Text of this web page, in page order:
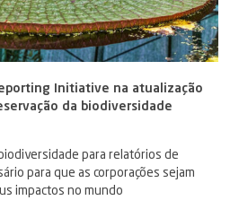
Initiative na atualização
da biodiversidade
para relatórios de
para que as corporações sejam
impactos no mundo